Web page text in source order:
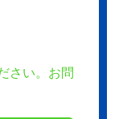
さい。お問